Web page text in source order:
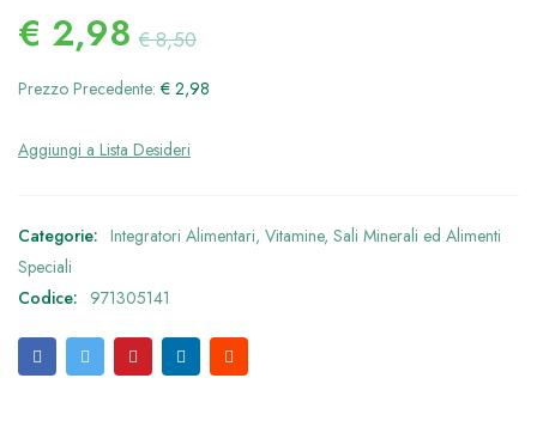
€8,50
€ 2,98
Prezzo Precedente: € 2,98
Categorie: Integratori Alimentari, Vitamine, Sali Minerali ed Alimenti
Speciali
Codice: 971305141